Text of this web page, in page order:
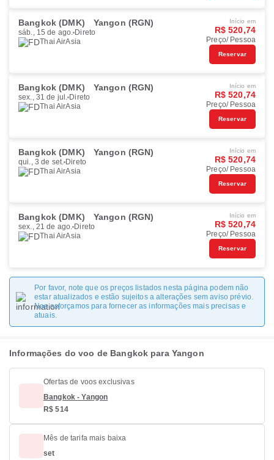
Bangkok (DMK) Yangon (RGN)
sáb., 15 de ago. Direto
Thai AirAsia
Início em
R$ 520,74
Preço/ Pessoa
Reservar
Bangkok (DMK) Yangon (RGN)
sex., 31 de jul. Direto
Thai AirAsia
Início em
R$ 520,74
Preço/ Pessoa
Reservar
Bangkok (DMK) Yangon (RGN)
qui., 3 de set. Direto
Thai AirAsia
Início em
R$ 520,74
Preço/ Pessoa
Reservar
Bangkok (DMK) Yangon (RGN)
sex., 21 de ago. Direto
Thai AirAsia
Início em
R$ 520,74
Preço/ Pessoa
Reservar
Por favor, note que os preços listados nesta página podem não
estar atualizados e estão sujeitos a alterações sem aviso prévio.
Nos esforçamos para fornecer as informações mais precisas e
atuais.
Informações do voo de Bangkok para Yangon
Ofertas de voos exclusivas
Bangkok - Yangon
R$ 514
Mês de tarifa mais baixa
set